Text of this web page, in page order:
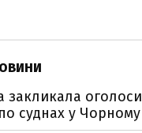
закликала
суднах у Чорному